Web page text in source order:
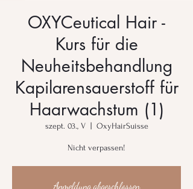
OXYCeutical Hair -
Kurs für die
Neuheitsbehandlung
Kapilarensauerstoff für
Haarwachstum (1)
szept. 03., V
  |
OxyHairSuisse
Nicht verpassen!
Anmeldung abgeschlossen